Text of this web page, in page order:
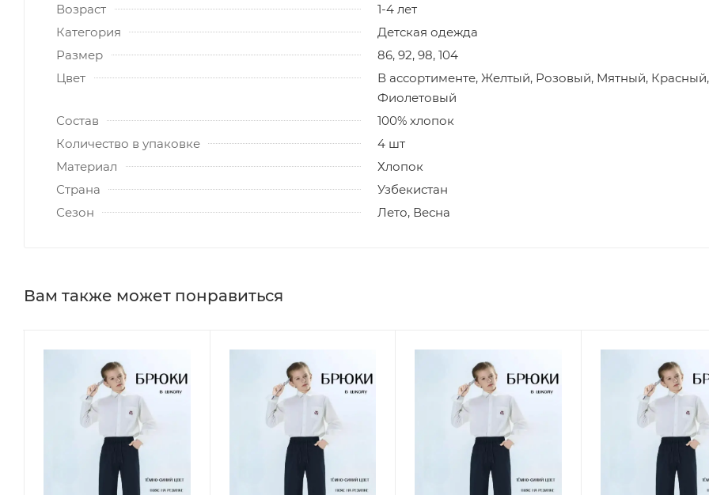
Возраст
1-4 лет
Категория
Детская одежда
Размер
86, 92, 98, 104
Цвет
В ассортименте, Желтый, Розовый, Мятный, Красный,
Фиолетовый
Состав
100% хлопок
Количество в упаковке
4 шт
Материал
Хлопок
Страна
Узбекистан
Сезон
Лето, Весна
Вам также может понравиться